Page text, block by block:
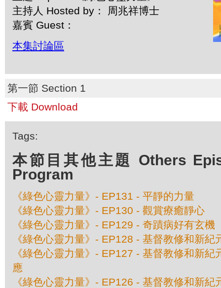
主持人 Hosted by： 周兆祥博士
嘉賓 Guest：
本集討論區
第一節 Section 1
下載 Download
Tags:
本節目其他主題 Others
Program
《綠色心靈力量》- EP131 - 平靜的力量
《綠色心靈力量》- EP130 - 觀賞療癒靜心
《綠色心靈力量》- EP129 - 奇蹟病好有玄機
《綠色心靈力量》- EP128 - 基督教修和新紀
《綠色心靈力量》- EP127 - 基督教修和新紀
應
《綠色心靈力量》- EP126 - 基督教修和新紀